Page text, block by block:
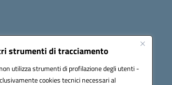
strumenti di tracciamento
utilizza strumenti di profilazione degli utenti -
cookies tecnici necessari al